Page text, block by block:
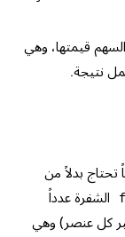
قيمتها، وهي
نتيجة.
تحتاج بدلاً من
الشفرة عدداً
كل عنصر) وهي